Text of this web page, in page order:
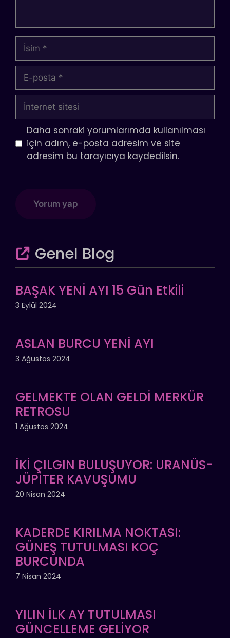
İsim
posta
İnternet
sitesi
Daha sonraki yorumlarımda kullanılması
için adım, e-posta adresim ve site
adresim bu tarayıcıya kaydedilsin.
Genel Blog
BAŞAK YENİ AYI 15 Gün Etkili
3 Eylül 2024
ASLAN BURCU YENİ AYI
3 Ağustos 2024
GELMEKTE OLAN GELDİ MERKÜR
RETROSU
1 Ağustos 2024
İKİ ÇILGIN BULUŞUYOR: URANÜS-
JÜPİTER KAVUŞUMU
20 Nisan 2024
KADERDE KIRILMA NOKTASI:
GÜNEŞ TUTULMASI KOÇ
BURCUNDA
7 Nisan 2024
YILIN İLK AY TUTULMASI
GÜNCELLEME GELİYOR